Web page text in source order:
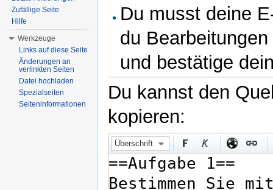
Du musst deine
du
und bestätige
Du kannst den
kopieren:
Überschrift
Zufällige Seite
Hilfe
Werkzeuge
Links auf diese Seite
Änderungen an
verlinkten Seiten
Datei hochladen
Spezialseiten
Seiteninformationen